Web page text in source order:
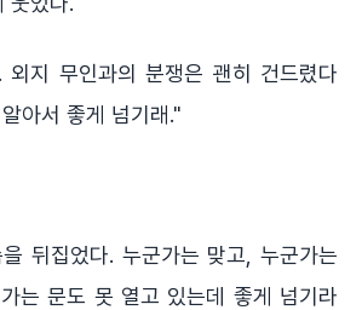
외지 무인과의 분쟁은 괜히 건드렸다
아서 좋게 넘기래."
뒤집었다. 누군가는 맞고, 누군가는
는 문도 못 열고 있는데 좋게 넘기라